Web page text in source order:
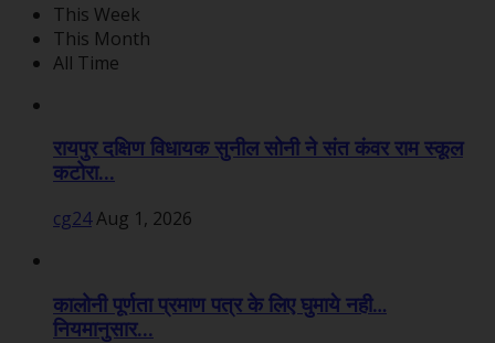
This Week
This Month
All Time
रायपुर दक्षिण विधायक सुनील सोनी ने संत कंवर राम स्कूल
कटोरा...
cg24Aug 1, 2026
कालोनी पूर्णता प्रमाण पत्र के लिए घुमाये नही…
नियमानुसार...